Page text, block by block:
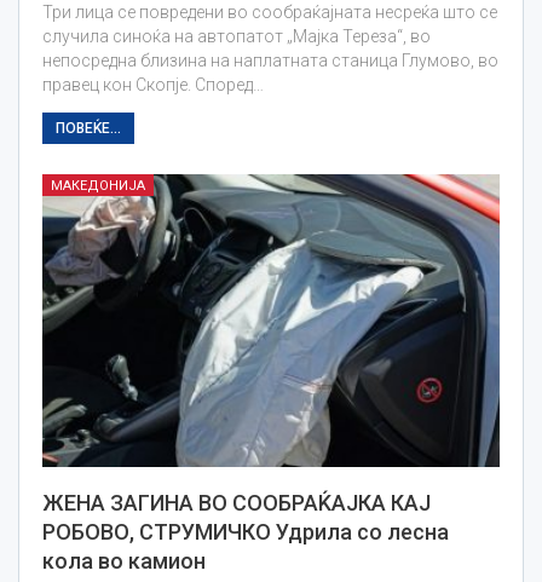
Три лица се повредени во сообраќајната несреќа што се
случила синоќа на автопатот „Мајка Тереза“, во
непосредна близина на наплатната станица Глумово, во
правец кон Скопје. Според…
ПОВЕЌЕ...
МАКЕДОНИЈА
ЖЕНА ЗАГИНА ВО СООБРАЌАЈКА КАЈ
РОБОВО, СТРУМИЧКО Удрила со лесна
кола во камион